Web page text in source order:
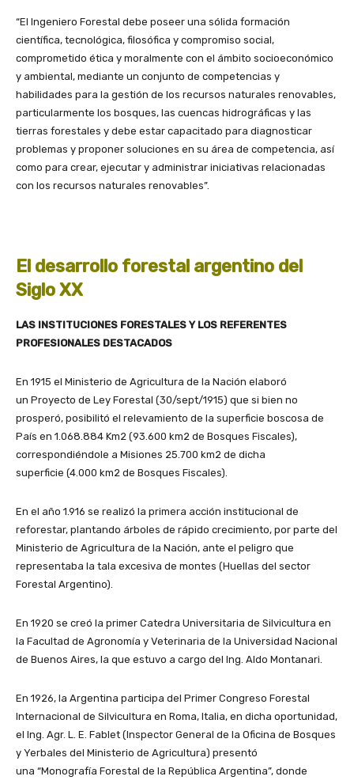
“El Ingeniero Forestal debe poseer una sólida formación
científica, tecnológica, filosófica y compromiso social,
comprometido ética y moralmente con el ámbito socioeconómico
y ambiental, mediante un conjunto de competencias y
habilidades para la gestión de los recursos naturales renovables,
particularmente los bosques, las cuencas hidrográficas y las
tierras forestales y debe estar capacitado para diagnosticar
problemas y proponer soluciones en su área de competencia, así
como para crear, ejecutar y administrar iniciativas relacionadas
con los recursos naturales renovables”.
El desarrollo forestal argentino del
Siglo XX
LAS INSTITUCIONES FORESTALES Y LOS REFERENTES
PROFESIONALES DESTACADOS
En 1915 el Ministerio de Agricultura de la Nación elaboró
un Proyecto de Ley Forestal (30/sept/1915) que si bien no
prosperó, posibilitó el relevamiento de la superficie boscosa de
País en 1.068.884 Km2 (93.600 km2 de Bosques Fiscales),
correspondiéndole a Misiones 25.700 km2 de dicha
superficie (4.000 km2 de Bosques Fiscales).
En el año 1.916 se realizó la primera acción institucional de
reforestar, plantando árboles de rápido crecimiento, por parte del
Ministerio de Agricultura de la Nación, ante el peligro que
representaba la tala excesiva de montes (Huellas del sector
Forestal Argentino).
En 1920 se creó la primer Catedra Universitaria de Silvicultura en
la Facultad de Agronomía y Veterinaria de la Universidad Nacional
de Buenos Aires, la que estuvo a cargo del Ing. Aldo Montanari.
En 1926, la Argentina participa del Primer Congreso Forestal
Internacional de Silvicultura en Roma, Italia, en dicha oportunidad,
el Ing. Agr. L. E. Fablet (Inspector General de la Oficina de Bosques
y Yerbales del Ministerio de Agricultura) presentó
una “Monografía Forestal de la República Argentina”, donde